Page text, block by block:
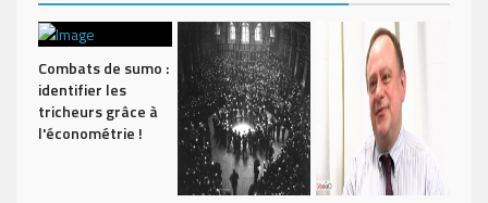
Combats de sumo :
identifier les
tricheurs grâce à
l'économétrie !